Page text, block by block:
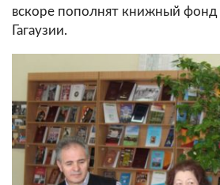
вскоре пополнят книжный фонд
Гагаузии.